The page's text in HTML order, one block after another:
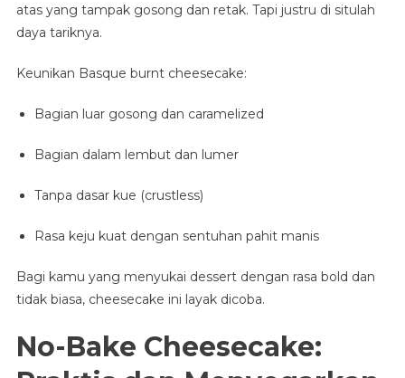
atas yang tampak gosong dan retak. Tapi justru di situlah
daya tariknya.
Keunikan Basque burnt cheesecake:
Bagian luar gosong dan caramelized
Bagian dalam lembut dan lumer
Tanpa dasar kue (crustless)
Rasa keju kuat dengan sentuhan pahit manis
Bagi kamu yang menyukai dessert dengan rasa bold dan
tidak biasa, cheesecake ini layak dicoba.
No-Bake Cheesecake: